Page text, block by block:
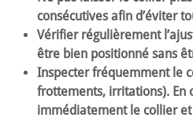
consécutives afin d’éviter
Vérifier régulièrement
être bien positionné sans
Inspecter fréquemment le
frottements, irritations). En
immédiatement le collier